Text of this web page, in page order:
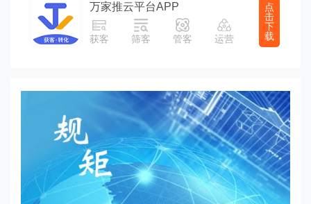
万家推云平台APP
获客 筛客 管客 运营
点
击
下
载